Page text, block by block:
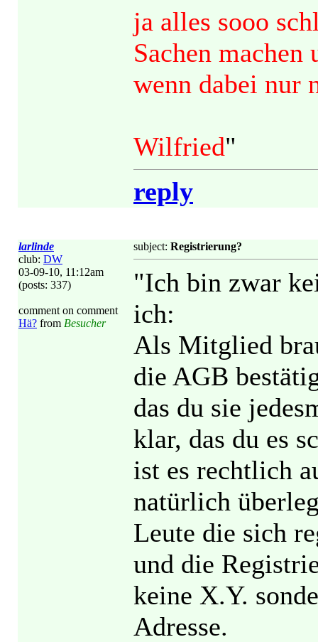
ja alles sooo
Sachen
wenn dabei nur
Wilfried"
reply
larlinde
club: DW
03-09-10, 11:12am
(posts: 337)
comment on comment
Hä? from Besucher
subject: Registrierung?
"Ich bin zwar
ich:
Als Mitglied
die AGB
das du sie
klar, das du es
ist es rechtlich
natürlich
Leute die sich
und die
keine X.Y.
Adresse.